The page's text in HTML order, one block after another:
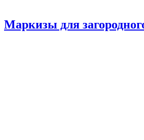
Маркизы для